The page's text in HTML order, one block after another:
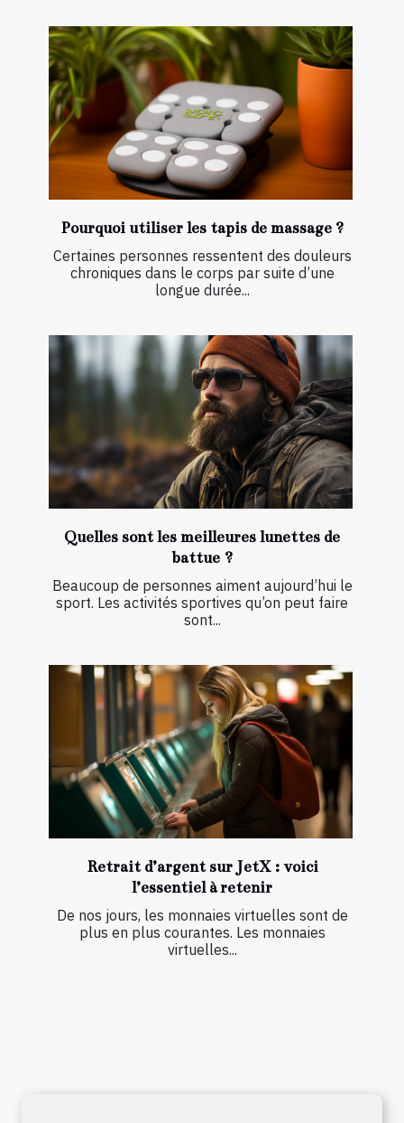
Pourquoi utiliser les tapis de massage ?
Certaines personnes ressentent des douleurs
chroniques dans le corps par suite d’une
longue durée...
Quelles sont les meilleures lunettes de
battue ?
Beaucoup de personnes aiment aujourd’hui le
sport. Les activités sportives qu’on peut faire
sont...
Retrait d’argent sur JetX : voici
l’essentiel à retenir
De nos jours, les monnaies virtuelles sont de
plus en plus courantes. Les monnaies
virtuelles...